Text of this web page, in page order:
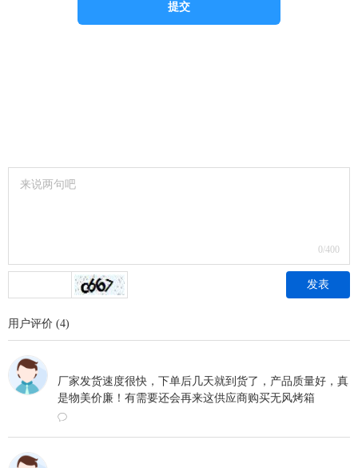
0/400
发表
用户评价 (4)
厂家发货速度很快，下单后几天就到货了，产品质量好，真
是物美价廉！有需要还会再来这供应商购买无风烤箱
ꂖ
提交